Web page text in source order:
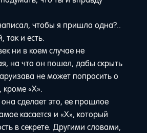
чтобы я пришла одна?..
и есть.
ни в коем случае не
на что он пошел, дабы скрыть
не может попросить о
«Х».
сделает это, ее прошлое
касается и «Х», который
в секрете. Другими словами,